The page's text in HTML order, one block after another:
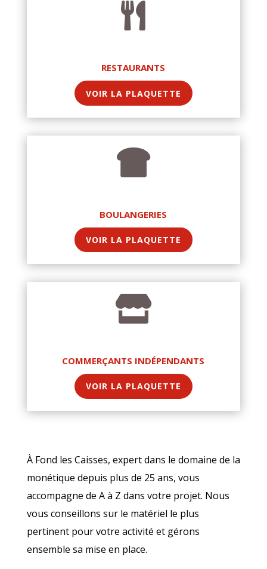

RESTAURANTS
VOIR LA PLAQUETTE

BOULANGERIES
VOIR LA PLAQUETTE

COMMERÇANTS INDÉPENDANTS
VOIR LA PLAQUETTE
À Fond les Caisses, expert dans le domaine de la
monétique depuis plus de 25 ans, vous
accompagne de A à Z dans votre projet. Nous
vous conseillons sur le matériel le plus
pertinent pour votre activité et gérons
ensemble sa mise en place.